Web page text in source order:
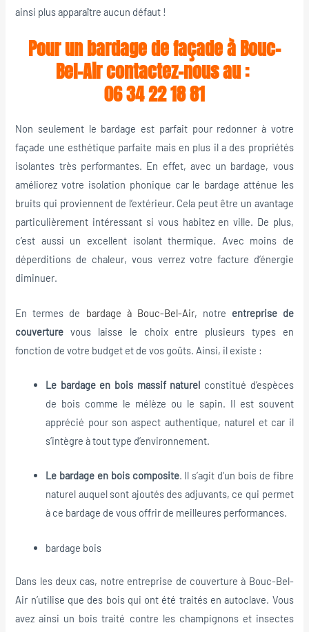
ainsi plus apparaître aucun défaut !
Pour un bardage de façade à Bouc-
Bel-Air contactez-nous au :
06 34 22 18 81
Non seulement le bardage est parfait pour redonner à votre
façade une esthétique parfaite mais en plus il a des propriétés
isolantes très performantes. En effet, avec un bardage, vous
améliorez votre isolation phonique car le bardage atténue les
bruits qui proviennent de l’extérieur. Cela peut être un avantage
particulièrement intéressant si vous habitez en ville. De plus,
c’est aussi un excellent isolant thermique. Avec moins de
déperditions de chaleur, vous verrez votre facture d’énergie
diminuer.
En termes de bardage à Bouc-Bel-Air, notre entreprise de
couverture vous laisse le choix entre plusieurs types en
fonction de votre budget et de vos goûts. Ainsi, il existe :
Le bardage en bois massif naturel constitué d’espèces
de bois comme le mélèze ou le sapin. Il est souvent
apprécié pour son aspect authentique, naturel et car il
s’intègre à tout type d’environnement.
Le bardage en bois composite. Il s’agit d’un bois de fibre
naturel auquel sont ajoutés des adjuvants, ce qui permet
à ce bardage de vous offrir de meilleures performances.
bardage bois
Dans les deux cas, notre entreprise de couverture à Bouc-Bel-
Air n’utilise que des bois qui ont été traités en autoclave. Vous
avez ainsi un bois traité contre les champignons et insectes